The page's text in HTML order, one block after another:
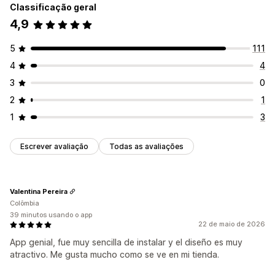
Classificação geral
4,9
5
111
4
4
3
0
2
1
1
3
Escrever avaliação Todas as avaliações
22 de maio de 2026
App genial, fue muy sencilla de instalar y el diseño es muy
atractivo. Me gusta mucho como se ve en mi tienda.
Valentina Pereira
Colômbia
39 minutos usando o app